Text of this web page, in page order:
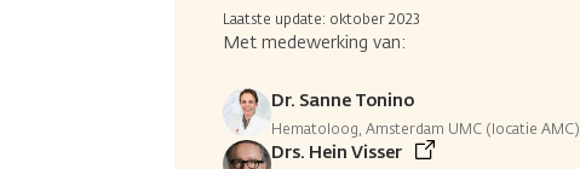
Laatste update: oktober 2023
Met medewerking van:
Dr. Sanne Tonino
Hematoloog, Amsterdam UMC (locatie AMC)
Drs. Hein Visser